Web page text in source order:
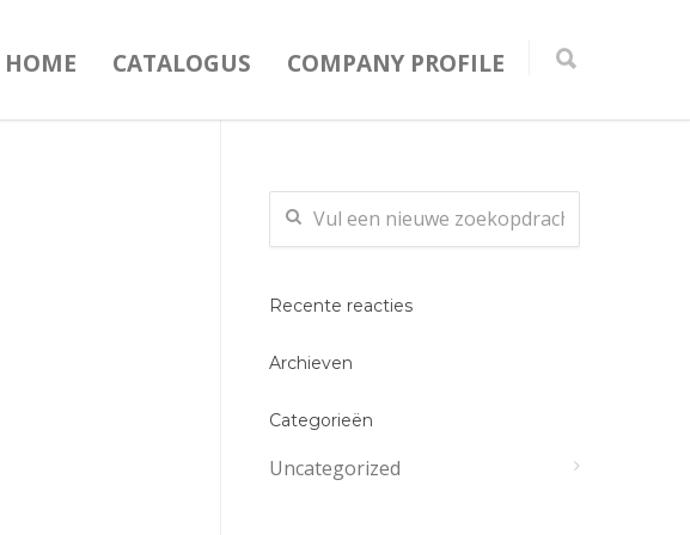
HOME CATALOGUS COMPANY PROFILE
Recente reacties
Archieven
Categorieën
Uncategorized